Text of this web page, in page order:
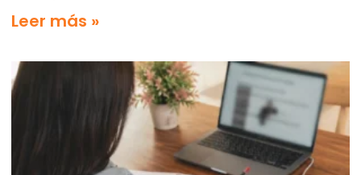
Leer más »